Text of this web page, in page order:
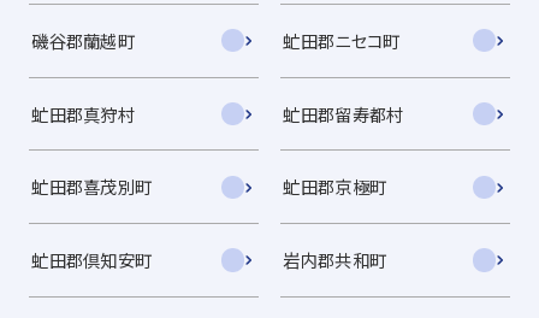
磯谷郡蘭越町 虻田郡ニセコ町
虻田郡真狩村 虻田郡留寿都村
虻田郡喜茂別町 虻田郡京極町
虻田郡倶知安町 岩内郡共和町